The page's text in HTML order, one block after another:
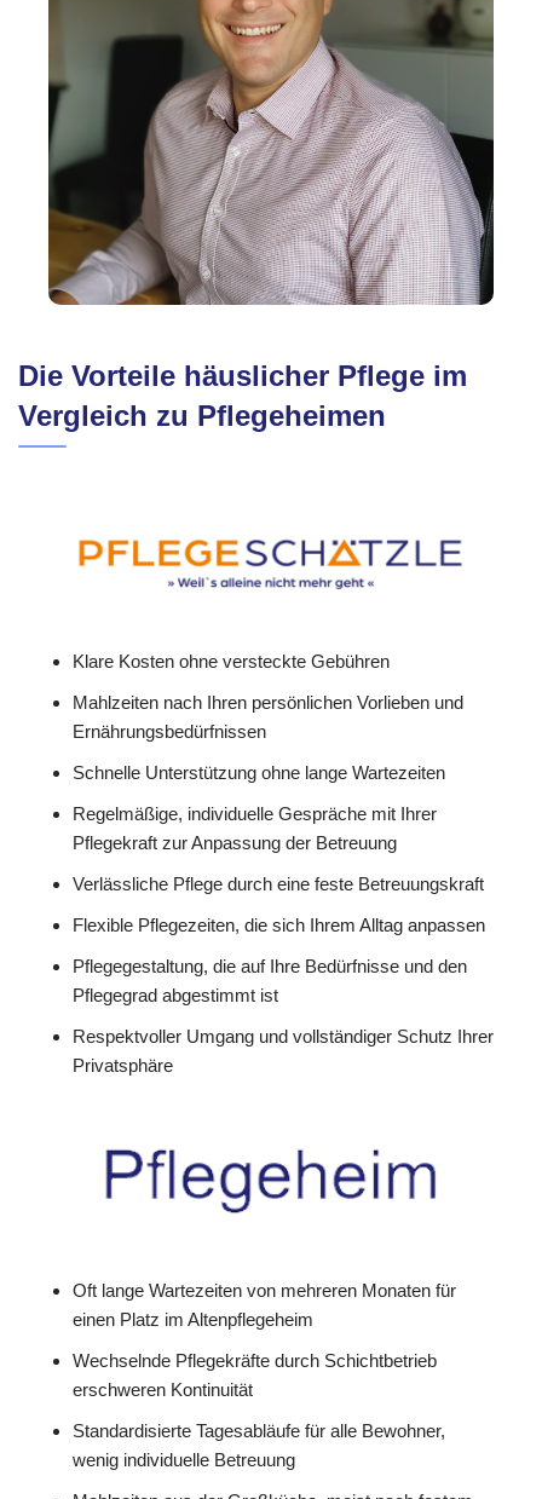
Die Vorteile häuslicher Pflege im
Vergleich zu Pflegeheimen
Klare Kosten ohne versteckte Gebühren
Mahlzeiten nach Ihren persönlichen Vorlieben und
Ernährungsbedürfnissen
Schnelle Unterstützung ohne lange Wartezeiten
Regelmäßige, individuelle Gespräche mit Ihrer
Pflegekraft zur Anpassung der Betreuung
Verlässliche Pflege durch eine feste Betreuungskraft
Flexible Pflegezeiten, die sich Ihrem Alltag anpassen
Pflegegestaltung, die auf Ihre Bedürfnisse und den
Pflegegrad abgestimmt ist
Respektvoller Umgang und vollständiger Schutz Ihrer
Privatsphäre
Oft lange Wartezeiten von mehreren Monaten für
einen Platz im Altenpflegeheim
Wechselnde Pflegekräfte durch Schichtbetrieb
erschweren Kontinuität
Standardisierte Tagesabläufe für alle Bewohner,
wenig individuelle Betreuung